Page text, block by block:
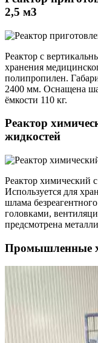
2,5 м3
Реактор с
хранения
полипропилен.
2400 мм. Оснащена
ёмкости 110 кг.
Реактор
жидкостей
Реактор химический
Используется для
шлама
головками,
предсмотрена
Промышленные